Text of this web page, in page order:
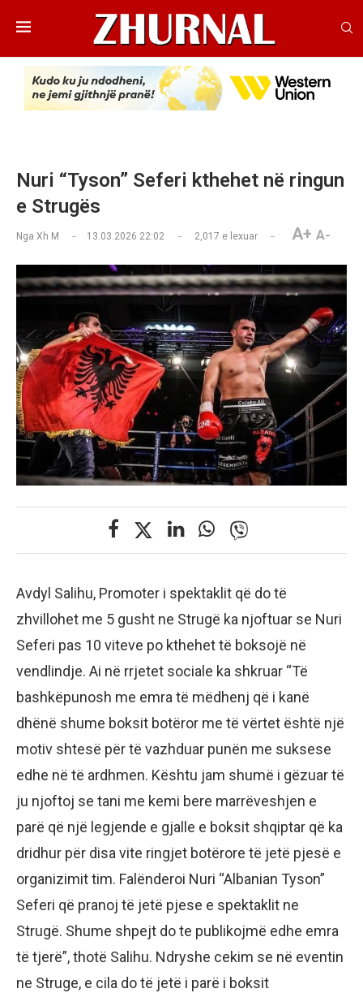
Nuri “Tyson” Seferi kthehet në ringun
e Strugës
Nga Xh M 13.03.2026 22:02 2,017 e lexuar A+ A-
Avdyl Salihu, Promoter i spektaklit që do të
zhvillohet me 5 gusht ne Strugë ka njoftuar se Nuri
Seferi pas 10 viteve po kthehet të boksojë në
vendlindje. Ai në rrjetet sociale ka shkruar “Të
bashkëpunosh me emra të mëdhenj që i kanë
dhënë shume boksit botëror me të vërtet është një
motiv shtesë për të vazhduar punën me suksese
edhe në të ardhmen. Kështu jam shumë i gëzuar të
ju njoftoj se tani me kemi bere marrëveshjen e
parë që një legjende e gjalle e boksit shqiptar që ka
dridhur për disa vite ringjet botërore të jetë pjesë e
organizimit tim. Falënderoi Nuri “Albanian Tyson”
Seferi që pranoj të jetë pjese e spektaklit ne
Strugë. Shume shpejt do te publikojmë edhe emra
të tjerë”, thotë Salihu. Ndryshe cekim se në eventin
ne Struge, e cila do të jetë i parë i boksit